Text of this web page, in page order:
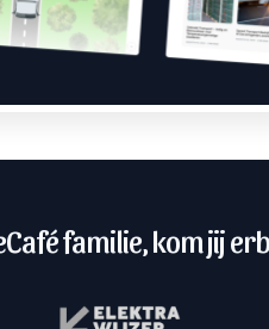
familie, kom jij